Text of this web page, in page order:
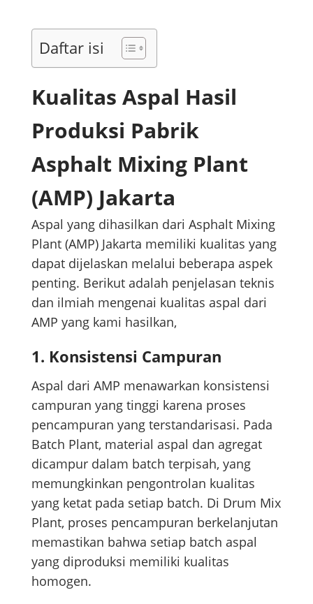
Daftar isi
Kualitas Aspal Hasil
Produksi Pabrik
Asphalt Mixing Plant
(AMP) Jakarta
Aspal yang dihasilkan dari Asphalt Mixing
Plant (AMP) Jakarta memiliki kualitas yang
dapat dijelaskan melalui beberapa aspek
penting. Berikut adalah penjelasan teknis
dan ilmiah mengenai kualitas aspal dari
AMP yang kami hasilkan,
1. Konsistensi Campuran
Aspal dari AMP menawarkan konsistensi
campuran yang tinggi karena proses
pencampuran yang terstandarisasi. Pada
Batch Plant, material aspal dan agregat
dicampur dalam batch terpisah, yang
memungkinkan pengontrolan kualitas
yang ketat pada setiap batch. Di Drum Mix
Plant, proses pencampuran berkelanjutan
memastikan bahwa setiap batch aspal
yang diproduksi memiliki kualitas
homogen.